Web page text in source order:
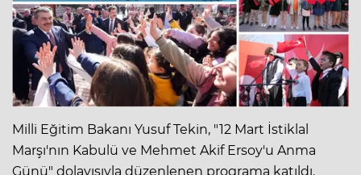
Milli Eğitim Bakanı Yusuf Tekin, "12 Mart İstiklal
Marşı'nın Kabulü ve Mehmet Akif Ersoy'u Anma
Günü" dolayısıyla düzenlenen programa katıldı.